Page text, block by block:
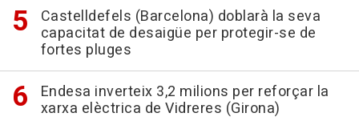
Castelldefels (Barcelona) doblarà la seva
capacitat de desaigüe per protegir-se de
fortes pluges
Endesa inverteix 3,2 milions per reforçar la
xarxa elèctrica de Vidreres (Girona)